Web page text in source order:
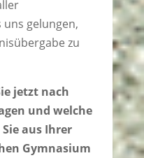
uns gelungen,
zu
jetzt nach
und welche
aus Ihrer
Gymnasium